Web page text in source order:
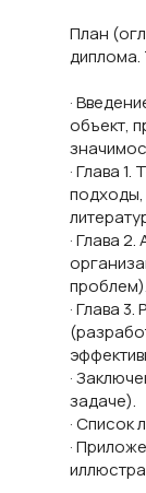
План
диплома.
·
объект,
· Глава
подходы,
· Глава
проблем).
· Глава
·
задаче).
· Список
·